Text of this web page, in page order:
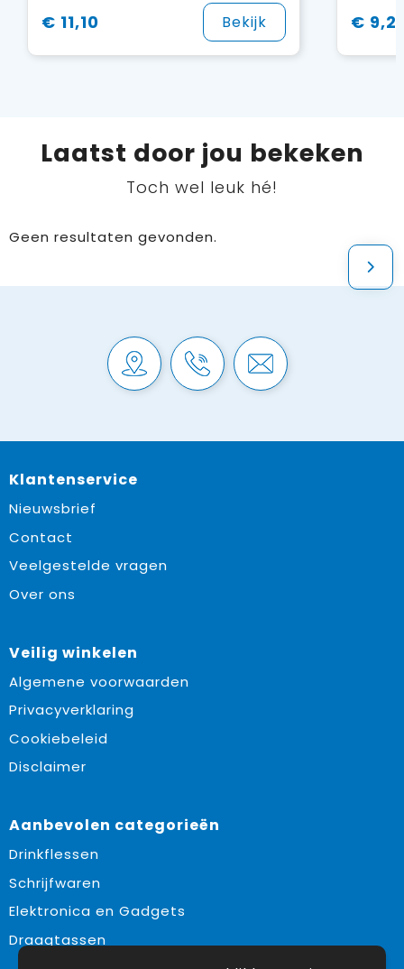
€ 11,10 Bekijk € 9,21
Laatst door jou bekeken
Toch wel leuk hé!
Geen resultaten gevonden.
Klantenservice
Nieuwsbrief
Contact
Veelgestelde vragen
Over ons
Veilig winkelen
Algemene voorwaarden
Privacyverklaring
Cookiebeleid
Disclaimer
Aanbevolen categorieën
Drinkflessen
Schrijfwaren
Elektronica en Gadgets
Draagtassen